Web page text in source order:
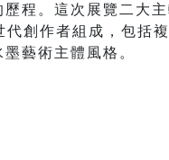
歷程。這次展覽二大
代創作者組成，包括
藝術主體風格。